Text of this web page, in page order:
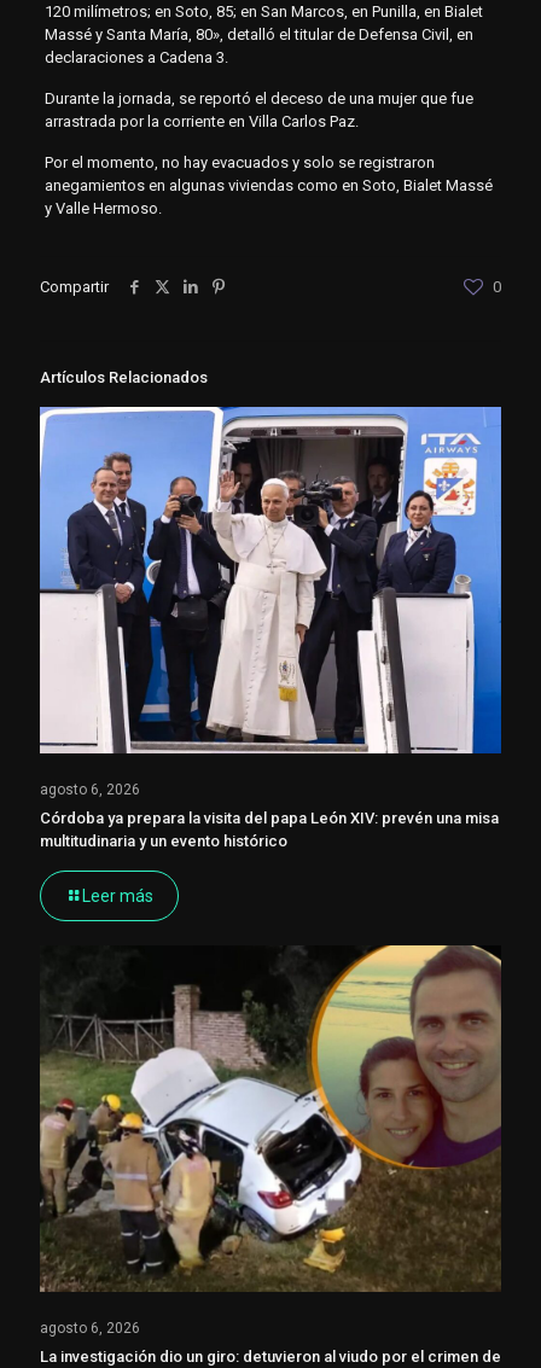
120 milímetros; en Soto, 85; en San Marcos, en Punilla, en Bialet
Massé y Santa María, 80», detalló el titular de Defensa Civil, en
declaraciones a Cadena 3.
Durante la jornada, se reportó el deceso de una mujer que fue
arrastrada por la corriente en Villa Carlos Paz.
Por el momento, no hay evacuados y solo se registraron
anegamientos en algunas viviendas como en Soto, Bialet Massé
y Valle Hermoso.
Compartir 0
Artículos Relacionados
agosto 6, 2026
Córdoba ya prepara la visita del papa León XIV: prevén una misa
multitudinaria y un evento histórico
Leer más
agosto 6, 2026
La investigación dio un giro: detuvieron al viudo por el crimen de